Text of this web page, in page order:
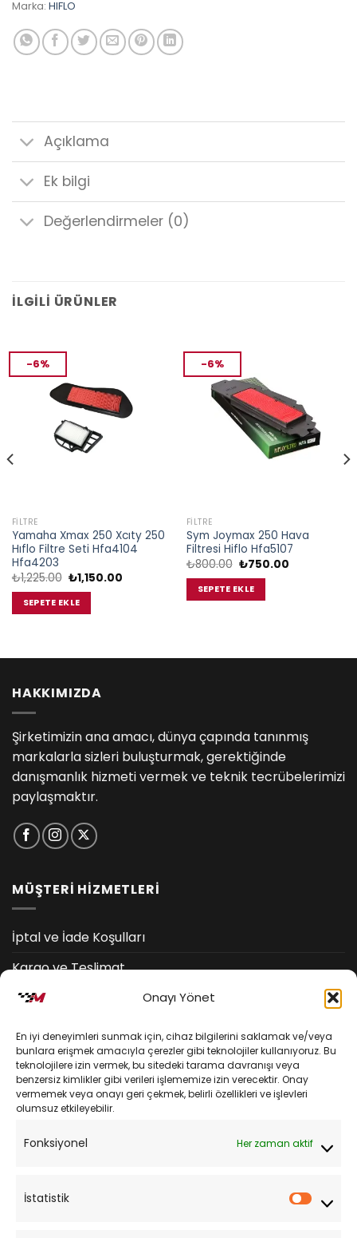
Onayı Yönet
En iyi deneyimleri sunmak için, cihaz bilgilerini saklamak ve/veya
bunlara erişmek amacıyla çerezler gibi teknolojiler kullanıyoruz. Bu
teknolojilere izin vermek, bu sitedeki tarama davranışı veya
benzersiz kimlikler gibi verileri işlememize izin verecektir. Onay
vermemek veya onayı geri çekmek, belirli özellikleri ve işlevleri
olumsuz etkileyebilir.
Fonksiyonel Her zaman aktif
İstatistik
Marka: HIFLO
Açıklama
Ek bilgi
Değerlendirmeler (0)
İLGILI ÜRÜNLER
-6%
FILTRE
Yamaha Xmax 250 Xcıty 250
Hıflo Filtre Seti Hfa4104
Hfa4203
₺1,225.00 Orijinal
fiyat:
₺1,225.00.
₺1,150.00Şu
SEPETE EKLE
-6%
FILTRE
Sym Joymax 250 Hava
Filtresi Hiflo Hfa5107
₺800.00 Orijinal
₺800.00.
₺750.00Şu
SEPETE EKLE
HAKKIMIZDA
Şirketimizin ana amacı, dünya çapında tanınmış
markalarla sizleri buluşturmak, gerektiğinde
danışmanlık hizmeti vermek ve teknik tecrübelerimizi
paylaşmaktır.
MÜŞTERİ HİZMETLERİ
İptal ve İade Koşulları
Kargo ve Teslimat
Kişisel Verilerin Korunması
Mesafeli Satış Sözleşmesi
YARDIM
Sipariş Takibi